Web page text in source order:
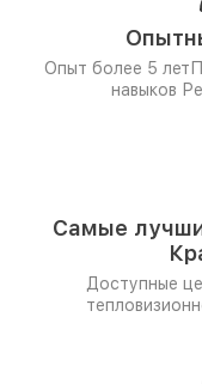
Опыт более 5 лет
навыков
Самые
Доступные